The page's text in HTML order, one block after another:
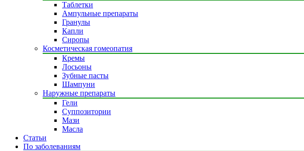
Таблетки
Ампульные препараты
Гранулы
Капли
Сиропы
Косметическая гомеопатия
Кремы
Лосьоны
Зубные пасты
Шампуни
Наружные препараты
Гели
Суппозитории
Мази
Масла
Статьи
По заболеваниям